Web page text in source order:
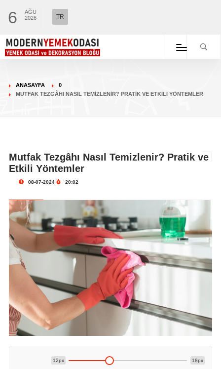
6
AĞU
2026
TR
ANASAYFA
0
MUTFAK TEZGÂHI NASIL TEMIZLENIR? PRATIK VE ETKILI YÖNTEMLER
Mutfak Tezgâhı Nasıl Temizlenir? Pratik ve
Etkili Yöntemler
08-07-2024 20:02
12px 18px